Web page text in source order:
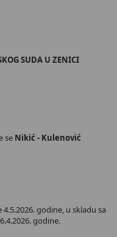
SUDA U ZENICI
se Nikić - Kulenović
godine, u skladu sa
godine.